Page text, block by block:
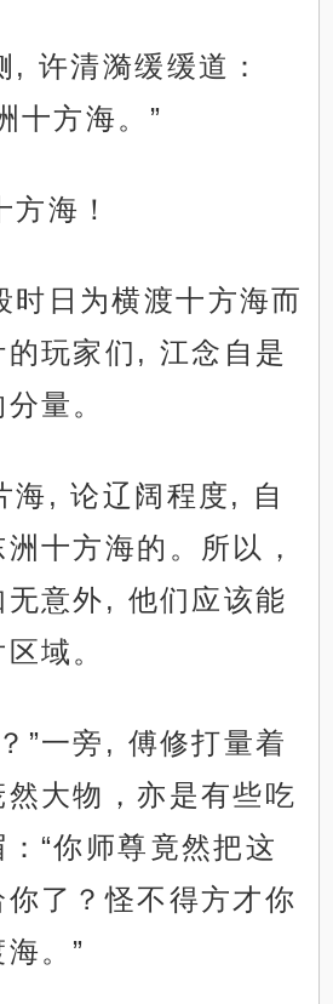
, 许清漪缓缓道：
十方海。”
海！
时日为横渡十方海而
的玩家们, 江念自是
量。
海, 论辽阔程度, 自
十方海的。所以，
无意外, 他们应该能
域。
”一旁, 傅修打量着
然大物，亦是有些吃
“你师尊竟然把这
了？怪不得方才你
。”